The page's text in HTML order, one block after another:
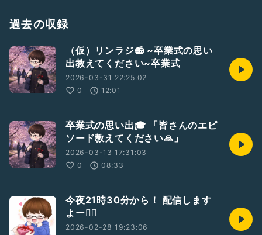
過去の収録
（仮）リンラジ📻 ~卒業式の思い
出教えてください~卒業式
2026-03-31 22:25:02
0
12:01
卒業式の思い出🎓 「皆さんのエピ
ソード教えてください🙏」
2026-03-13 17:31:03
0
08:33
今夜21時30分から！ 配信します
よー🙆‍♀️
2026-02-28 19:23:06